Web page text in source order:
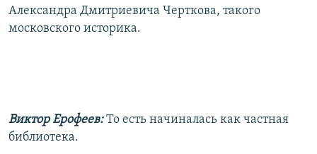
Александра Дмитриевича Черткова, такого
московского историка.
Виктор Ерофеев: То есть начиналась как частная
библиотека.